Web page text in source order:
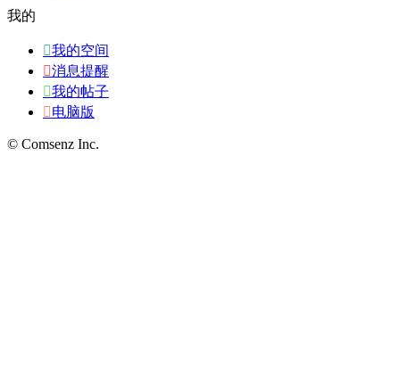
我的
我的空间
消息提醒
我的帖子
电脑版
© Comsenz Inc.